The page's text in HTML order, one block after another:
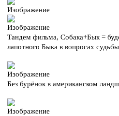
Тандем фильма, Собака+Бык =
лапотного Быка в вопросах
Без бурёнок в американском